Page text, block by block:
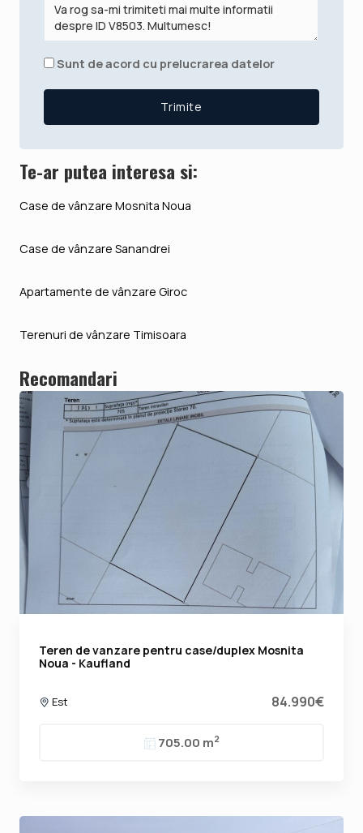
Sunt de acord cu prelucrarea datelor
Te-ar putea interesa si:
Case de vânzare Mosnita Noua
Case de vânzare Sanandrei
Apartamente de vânzare Giroc
Terenuri de vânzare Timisoara
Recomandari
Teren de vanzare pentru case/duplex Mosnita
Noua - Kaufland
Est 84.990€
705.00 m2